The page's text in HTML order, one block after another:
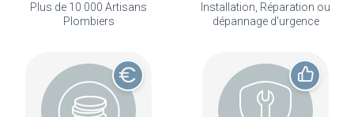
Plus de 10 000 Artisans
Plombiers
Installation, Réparation ou
dépannage d'urgence